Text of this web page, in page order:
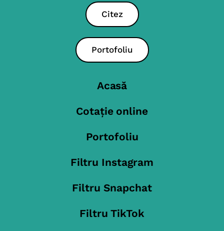
Citez
Portofoliu
Acasă
Cotație online
Portofoliu
Filtru Instagram
Filtru Snapchat
Filtru TikTok